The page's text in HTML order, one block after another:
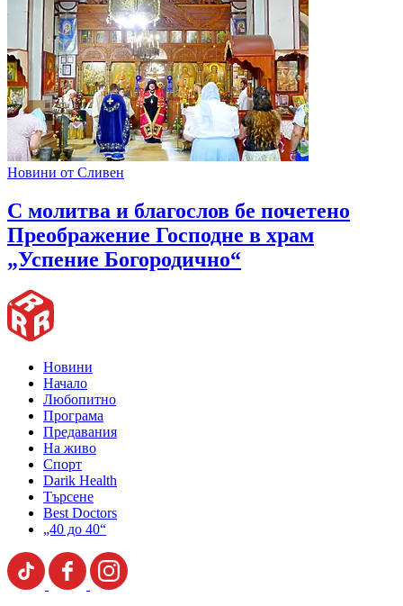
Новини от Сливен
С молитва и благослов бе почетено
Преображение Господне в храм
„Успение Богородично“
Новини
Начало
Любопитно
Програма
Предавания
На живо
Спорт
Darik Health
Търсене
Best Doctors
„40 до 40“